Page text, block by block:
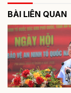
BÀI LIÊN QUAN